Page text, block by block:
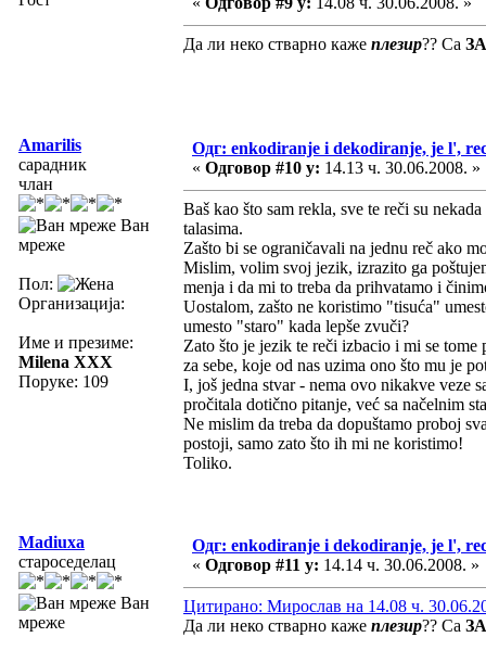
Да ли неко стварно каже плезир?? Са
Amarilis
сарадник
члан
Ван
мреже
Пол:
Организација:
Име и презиме:
Milena XXX
Поруке: 109
Одг: enkodiranje i dekodiranje, je l',
« Одговор #10 у: 14.13 ч. 30.06.2008. »
Baš kao što sam rekla, sve te reči su
talasima.
Zašto bi se ograničavali na jednu reč ako
Mislim, volim svoj jezik, izrazito ga
menja i da mi to treba da prihvatamo i
Uostalom, zašto ne koristimo "tisuća"
umesto "staro" kada lepše zvuči?
Zato što je jezik te reči izbacio i mi se
za sebe, koje od nas uzima ono što mu je
I, još jedna stvar - nema ovo nikakve veze
pročitala dotično pitanje, već sa načelnim
Ne mislim da treba da dopuštamo proboj
postoji, samo zato što ih mi ne koristimo!
Toliko.
Madiuxa
староседелац
Ван
мреже
Одг: enkodiranje i dekodiranje, je l',
« Одговор #11 у: 14.14 ч. 30.06.2008. »
Цитирано: Мирослав на 14.08 ч.
Да ли неко стварно каже плезир?? Са